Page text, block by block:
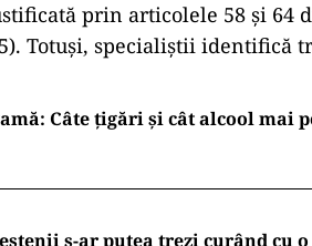
prin articolele 58 și 64
Totuși, specialiștii identifică
Câte țigări și cât alcool mai
s-ar putea trezi curând cu